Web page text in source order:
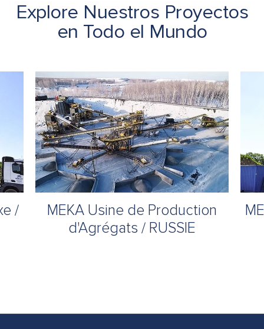
Explore Nuestros Proyectos
en Todo el Mundo
/
MEKA Usine de Production
d'Agrégats / RUSSIE